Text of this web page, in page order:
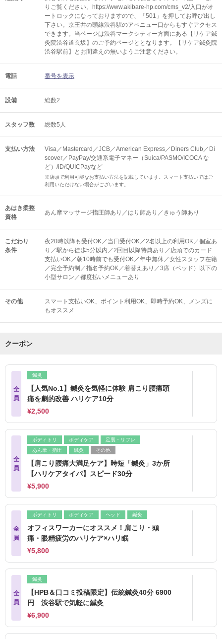
りご覧ください。https://www.akibare-hp.com/cms_v2/入口がオ
ートロックになっておりますので、「501」を押してお呼び出し
下さい。京王井の頭線渋谷駅のアベニュー口からもすぐアクセス
できます。当ページは渋谷マークシティー方面にある【リケア鍼
灸院渋谷道玄坂】のご予約ページととなります。【リケア鍼灸院
渋谷駅前】とお間違えの無いようご注意ください。
電話 番号を表示
設備 総数2
スタッフ数 総数5人
支払い方法
Visa／Mastercard／JCB／American Express／Diners Club／Di
scover／PayPay/交通系電子マネー（Suica/PASMO/ICOCA な
ど）/iD/QUICPayなど
※店頭で利用可能なお支払い方法を記載しています。スマート支払いではご
利用いただけない場合がございます。
あはき柔整
資格
あん摩マッサージ指圧師あり／はり師あり／きゅう師あり
こだわり
条件
夜20時以降も受付OK／当日受付OK／2名以上の利用OK／個室あ
り／駅から徒歩5分以内／2回目以降特典あり／店頭でのカード
支払いOK／朝10時前でも受付OK／年中無休／女性スタッフ在籍
／完全予約制／指名予約OK／着替えあり／3席（ベッド）以下の
小型サロン／都度払いメニューあり
その他 スマート支払いOK ポイント利用OK 即時予約OK
メンズに
もオススメ
クーポン
全
員
鍼灸
【人気No.1】鍼灸を気軽に体験 肩こり腰痛頭
痛を劇的改善 ハリケア10分
¥2,500
全
員
ボディトリ ボディケア
足裏・リフレ
あん摩・指圧
鍼灸 その他
【肩こり腰痛大満足ケア】時短「鍼灸」3か所
【ハリケアタイパ】スピード30分
¥5,900
全
員
ボディトリ ボディケア ヘッド 鍼灸
オフィスワーカーにオススメ！肩こり・頭
痛・眼精疲労のハリケア×ハリ眠
¥5,800
全
員
鍼灸
【HPB＆口コミ投稿限定】伝統鍼灸40分 6900
円 渋谷駅で気軽に鍼灸
¥6,900